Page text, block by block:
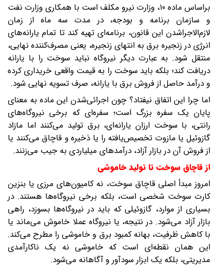
براساس ماده ۱۰، وزارت نیرو مکلف است با همکاری وزارت نفت
و سازمان برنامه و بودجه، در مدت سه ماه از زمان
لازم‌الاجراشدن این قانون، برنامه‌ای تهیه کند تا تمام یارانه‌های
انرژی در زنجیره برق به انتهای زنجیره، یعنی مصرف‌کننده نهایی،
منتقل شود. به‌ عبارت دیگر نیروگاه نباید سوخت را با یارانه
دریافت کند؛ بلکه باید سوخت را به قیمت واقعی خریداری کرده
و درآمد حاصل از فروش برق با یارانه، صرف تسویه نهایی شود.
اما چرا این اتفاق نیفتاد؟ چون اجرائی‌شدن این ماده به معنای
پایان یک سفره بزرگ است؛ سفره‌ای که برخی نیروگاه‌های
رانتی، با سوخت ارزان یارانه‌ای، برق تولید می‌کنند اما مازاد
گازوئیل یا مازوت تخصیص‌یافته را یا ذخیره و قاچاق می‌کنند یا
از فروش آن در بازار آزاد، درآمدهای میلیاردی به جیب می‌زنند.
از قاچاق سوخت تا تولید خاموشی
امروز مبدأ اصلی قاچاق سوخت، نه کامیون‌های مرزی یا بنزین
کارت سوخت شخصی است، بلکه برخی نیروگاه‌ها هستند. در
بسیاری از موارد، گازوئیلی که باید در نیروگاه‌ها بسوزد، راهی
بازار آزاد می‌شود. در نتیجه، یا نیروگاه عملا خاموش می‌ماند یا
با کاهش ظرفیت، بهانه کمبود برق و خاموشی را مطرح می‌کند.
این همان نقطه‌ای است که خاموشی نه یک ناکارآمدی
مدیریتی، بلکه یک ابزار سودآور و آگاهانه می‌شود.